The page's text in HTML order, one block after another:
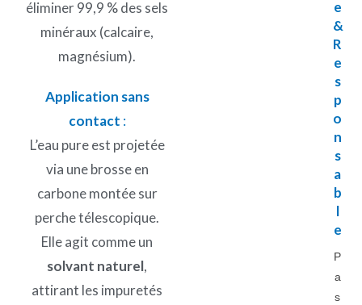
éliminer 99,9 % des sels
minéraux (calcaire,
magnésium).
Application sans
contact :
L’eau pure est projetée
via une brosse en
carbone montée sur
perche télescopique.
Elle agit comme un
solvant naturel,
attirant les impuretés
e
&
R
e
s
p
o
n
s
a
b
l
e
P
a
s